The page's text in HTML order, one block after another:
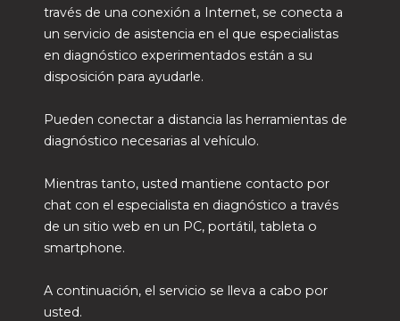
través de una conexión a Internet, se conecta a
un servicio de asistencia en el que especialistas
en diagnóstico experimentados están a su
disposición para ayudarle.
Pueden conectar a distancia las herramientas de
diagnóstico necesarias al vehículo.
Mientras tanto, usted mantiene contacto por
chat con el especialista en diagnóstico a través
de un sitio web en un PC, portátil, tableta o
smartphone.
A continuación, el servicio se lleva a cabo por
usted.